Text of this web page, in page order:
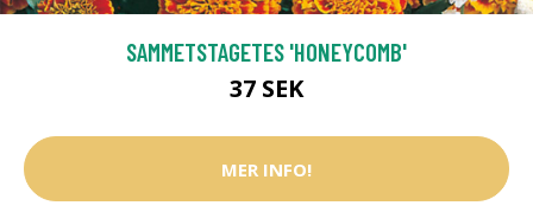
SAMMETSTAGETES 'HONEYCOMB'
37 SEK
MER INFO!